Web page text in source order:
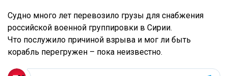
Судно много лет перевозило грузы для снабжения
российской военной группировки в Сирии.
Что послужило причиной взрыва и мог ли быть
корабль перегружен – пока неизвестно.